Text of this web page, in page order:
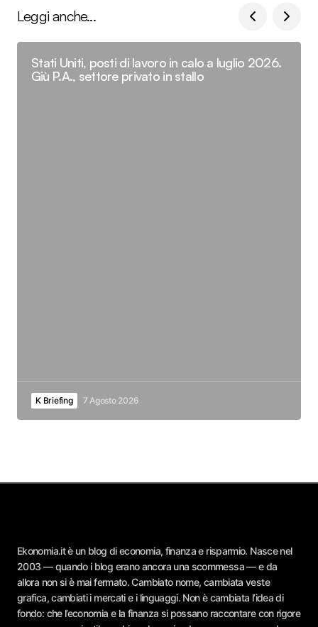
Leggi anche...
Stati Uniti, posti di lavoro in calo a luglio 2026.
Giù P.A., settore privato in stallo
K Briefing 7 Agosto 2026
Ekonomia.it è un blog di economia, finanza e risparmio. Nasce nel
2003 — quando i blog erano ancora una scommessa — e da
allora non si è mai fermato. Cambiato nome, cambiata veste
grafica, cambiati i mercati e i linguaggi. Non è cambiata l’idea di
fondo: che l’economia e la finanza si possano raccontare con rigore